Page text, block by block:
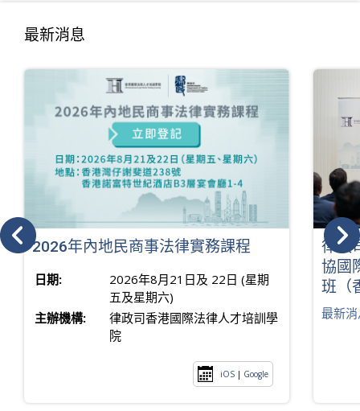
最新消息
2026年內地民商事法律實務課程
日期:
2026年8月21日及 22日 (星期
五及星期六)
主辦機構:
律政司香港國際法律人才培訓學
院
iOS | Google
律政
協國
班（
最新